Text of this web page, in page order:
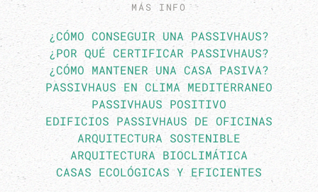
MÁS INFO
¿CÓMO CONSEGUIR UNA PASSIVHAUS?
¿POR QUÉ CERTIFICAR PASSIVHAUS?
¿CÓMO MANTENER UNA CASA PASIVA?
PASSIVHAUS EN CLIMA MEDITERRANEO
PASSIVHAUS POSITIVO
EDIFICIOS PASSIVHAUS DE OFICINAS
ARQUITECTURA SOSTENIBLE
ARQUITECTURA BIOCLIMÁTICA
CASAS ECOLÓGICAS Y EFICIENTES